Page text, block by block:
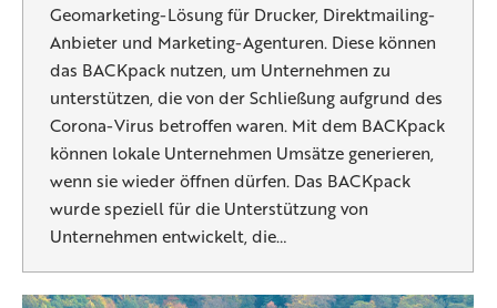
Geomarketing-Lösung für Drucker, Direktmailing-
Anbieter und Marketing-Agenturen. Diese können
das BACKpack nutzen, um Unternehmen zu
unterstützen, die von der Schließung aufgrund des
Corona-Virus betroffen waren. Mit dem BACKpack
können lokale Unternehmen Umsätze generieren,
wenn sie wieder öffnen dürfen. Das BACKpack
wurde speziell für die Unterstützung von
Unternehmen entwickelt, die…